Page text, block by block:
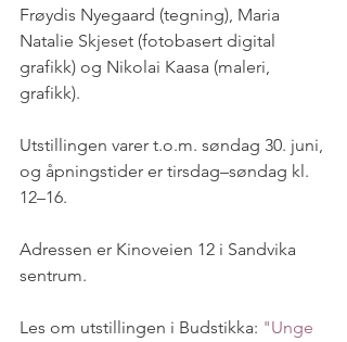
Frøydis Nyegaard (tegning), Maria
Natalie Skjeset (fotobasert digital
grafikk) og Nikolai Kaasa (maleri,
grafikk).
Utstillingen varer t.o.m. søndag 30. juni,
og åpningstider er tirsdag–søndag kl.
12–16.
Adressen er Kinoveien 12 i Sandvika
sentrum.
Les om utstillingen i Budstikka: "Unge